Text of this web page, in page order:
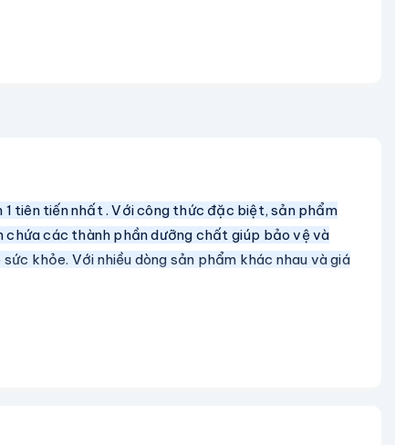
tiên tiến nhất . Với công thức đặc biệt, sản phẩm
chứa các thành phần dưỡng chất giúp bảo vệ và
khỏe. Với nhiều dòng sản phẩm khác nhau và giá